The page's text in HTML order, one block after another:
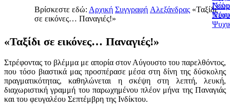
Βρίσκεστε εδώ: Αρχική Συγγραφή Αλεξάνδρας «Ταξίδι
σε εικόνες… Παναγιές!»
«Ταξίδι σε εικόνες… Παναγιές!»
Στρέφοντας το βλέμμα με απορία στον Αύγουστο του παρελθόντος,
που τόσο βιαστικά μας προσπέρασε μέσα στη δίνη της δύσκολης
πραγματικότητας, καθηλώνεται η σκέψη στη λεπτή, λευκή,
διαχωριστική γραμμή του παρωχημένου πλέον μήνα της Παναγιάς
και του φευγαλέου Σεπτέμβρη της Ινδίκτου.
Γιάννη
Μίχα
Δημήτρη
Ταλαγάνη
Πηγής
Ζερβουδάκη
Σταματίας
Χανιαδάκη